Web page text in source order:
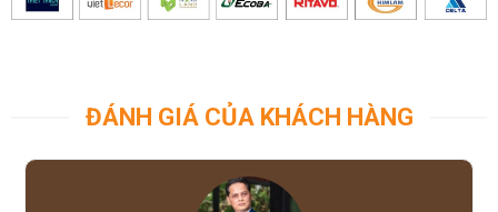
ĐÁNH GIÁ CỦA KHÁCH HÀNG